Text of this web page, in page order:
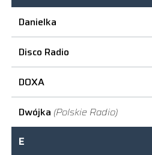
Danielka
Disco Radio
DOXA
Dwójka (Polskie Radio)
E